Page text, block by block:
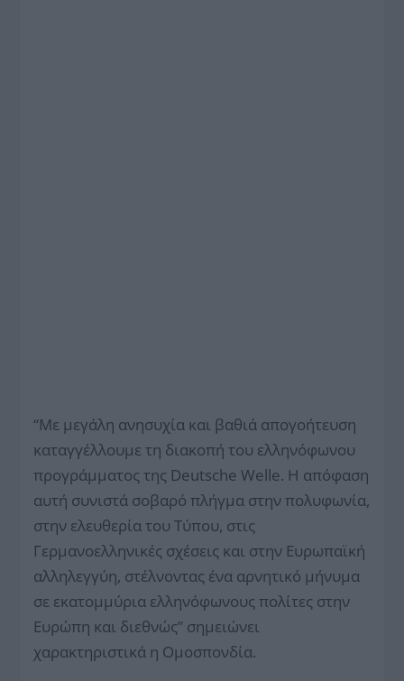
“Με μεγάλη ανησυχία και βαθιά απογοήτευση
καταγγέλλουμε τη διακοπή του ελληνόφωνου
προγράμματος της Deutsche Welle. Η απόφαση
αυτή συνιστά σοβαρό πλήγμα στην πολυφωνία,
στην ελευθερία του Τύπου, στις
Γερμανοελληνικές σχέσεις και στην Ευρωπαϊκή
αλληλεγγύη, στέλνοντας ένα αρνητικό μήνυμα
σε εκατομμύρια ελληνόφωνους πολίτες στην
Ευρώπη και διεθνώς” σημειώνει
χαρακτηριστικά η Ομοσπονδία.